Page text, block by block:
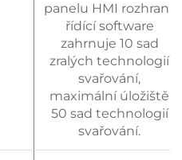
panelu HMI rozhraní,
řídící software
zahrnuje 10 sad
zralých technologií
svařování,
maximální úložiště
50 sad technologií
svařování.